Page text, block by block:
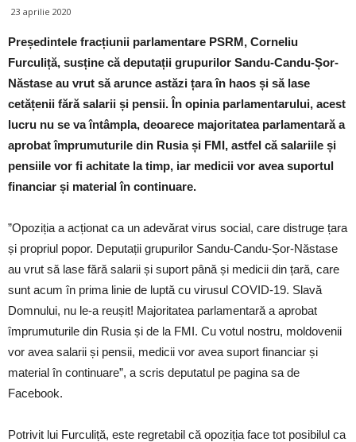
23 aprilie 2020
Președintele fracțiunii parlamentare PSRM, Corneliu
Furculiță, susține că deputații grupurilor Sandu-Candu-Șor-
Năstase au vrut să arunce astăzi țara în haos și să lase
cetățenii fără salarii și pensii. În opinia parlamentarului, acest
lucru nu se va întâmpla, deoarece majoritatea parlamentară a
aprobat împrumuturile din Rusia și FMI, astfel că salariile și
pensiile vor fi achitate la timp, iar medicii vor avea suportul
financiar și material în continuare.
”Opoziția a acționat ca un adevărat virus social, care distruge țara
și propriul popor. Deputații grupurilor Sandu-Candu-Șor-Năstase
au vrut să lase fără salarii și suport până și medicii din țară, care
sunt acum în prima linie de luptă cu virusul COVID-19. Slavă
Domnului, nu le-a reușit! Majoritatea parlamentară a aprobat
împrumuturile din Rusia și de la FMI. Cu votul nostru, moldovenii
vor avea salarii și pensii, medicii vor avea suport financiar și
material în continuare”, a scris deputatul pe pagina sa de
Facebook.
Potrivit lui Furculiță, este regretabil că opoziția face tot posibilul ca